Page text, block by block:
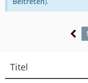
1
Titel